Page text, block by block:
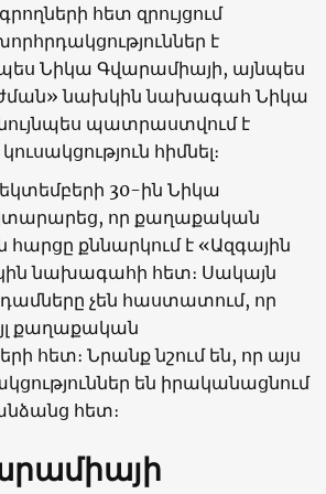
հետ զրույցում
է
Նիկա Գվարամիայի, այնպես
նախկին նախագահ Նիկա
պատրաստվում է
հիմնել։
30-ին Նիկա
որ քաղաքական
հարցը քննարկում է «Ազգային
նախագահի հետ։ Սակայն
չեն հաստատում, որ
քաղաքական
հետ։ Նրանք նշում են, որ այս
են իրականացնում
հետ։